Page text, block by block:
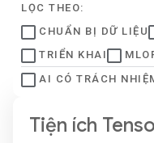
LỌC THEO:
CHUẨN BỊ DỮ LIỆU
TRIỂN KHAI
AI CÓ TRÁCH
Tiện ích